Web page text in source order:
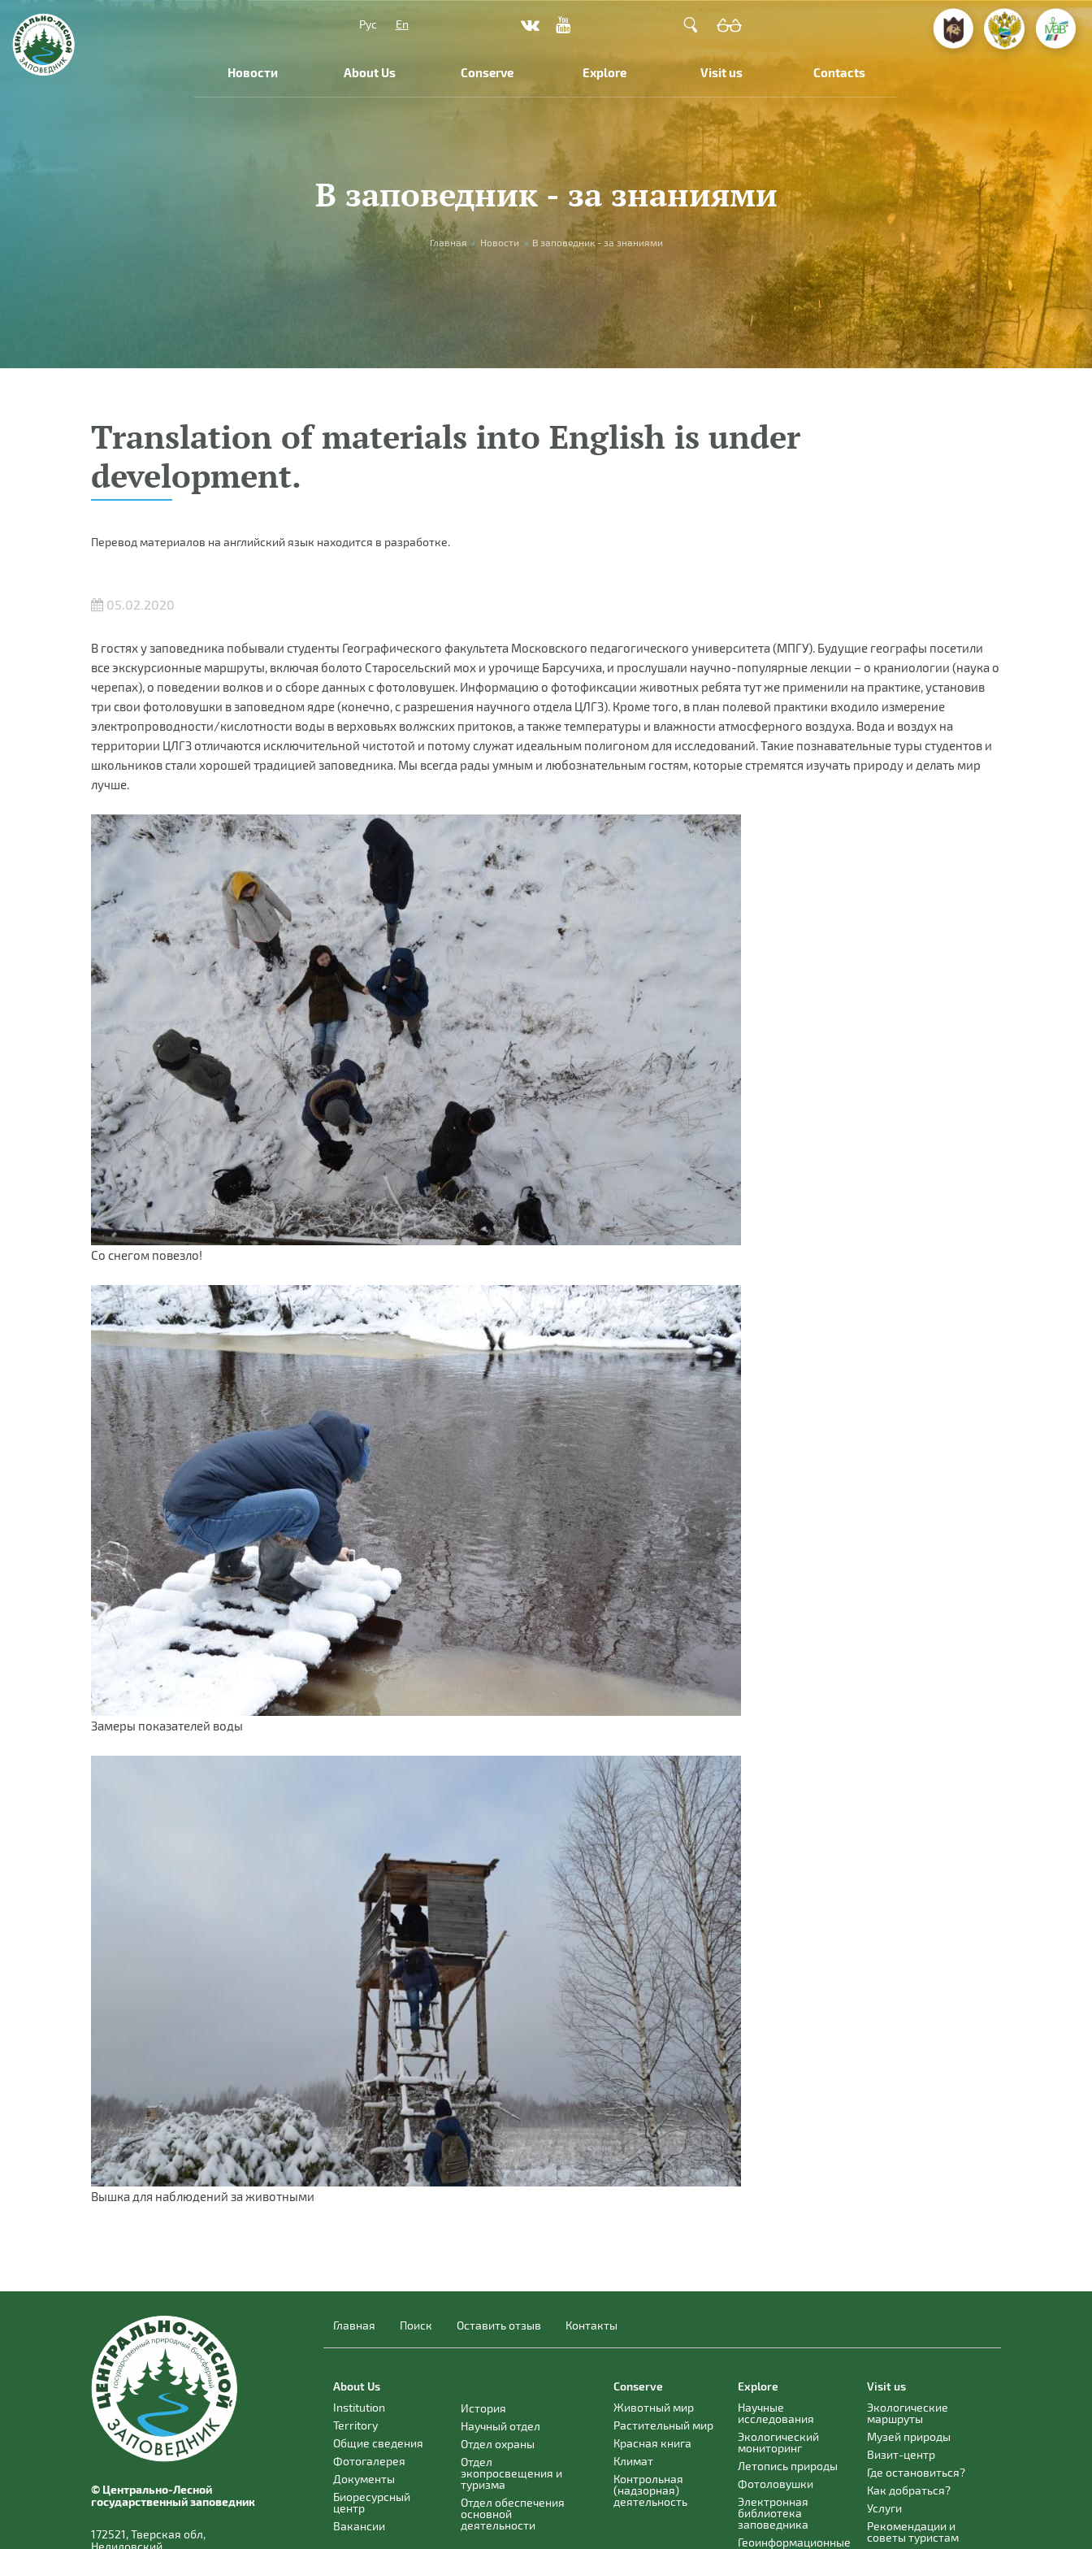
Рус
En
Новости About Us Conserve Explore Visit us Contacts
В заповедник - за знаниями
Главная » Новости » В заповедник - за знаниями
Translation of materials into English is under
development.
Перевод материалов на английский язык находится в разработке.
05.02.2020
В гостях у заповедника побывали студенты Географического факультета Московского педагогического университета (МПГУ). Будущие географы посетили
все экскурсионные маршруты, включая болото Старосельский мох и урочище Барсучиха, и прослушали научно-популярные лекции – о краниологии (наука о
черепах), о поведении волков и о сборе данных с фотоловушек. Информацию о фотофиксации животных ребята тут же применили на практике, установив
три свои фотоловушки в заповедном ядре (конечно, с разрешения научного отдела ЦЛГЗ). Кроме того, в план полевой практики входило измерение
электропроводности/кислотности воды в верховьях волжских притоков, а также температуры и влажности атмосферного воздуха. Вода и воздух на
территории ЦЛГЗ отличаются исключительной чистотой и потому служат идеальным полигоном для исследований. Такие познавательные туры студентов и
школьников стали хорошей традицией заповедника. Мы всегда рады умным и любознательным гостям, которые стремятся изучать природу и делать мир
лучше.
Со снегом повезло!
Замеры показателей воды
Вышка для наблюдений за животными
© Центрально-Лесной
государственный заповедник
172521, Тверская обл,
Нелидовский
Главная Поиск Оставить отзыв Контакты
About Us
Institution
Territory
Общие сведения
Фотогалерея
Документы
Биоресурсный
центр
Вакансии
История
Научный отдел
Отдел охраны
Отдел
экопросвещения и
туризма
Отдел обеспечения
основной
деятельности
Conserve
Животный мир
Растительный мир
Красная книга
Климат
Контрольная
(надзорная)
деятельность
Explore
Научные
исследования
Экологический
мониторинг
Летопись природы
Фотоловушки
Электронная
библиотека
заповедника
Геоинформационные
Visit us
Экологические
маршруты
Музей природы
Визит-центр
Где остановиться?
Как добраться?
Услуги
Рекомендации и
советы туристам